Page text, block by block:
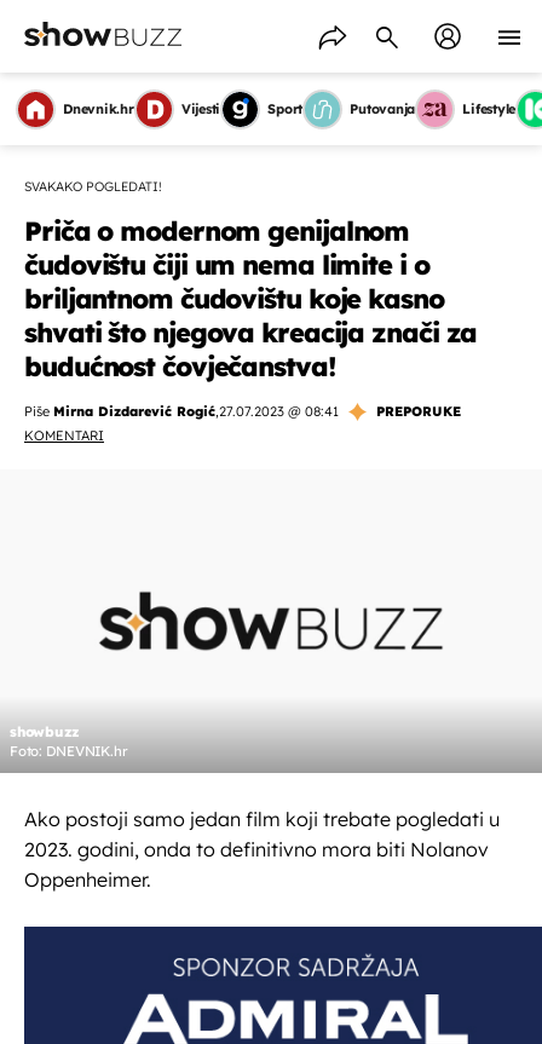
Dnevnik.hr Vijesti Sport Putovanja Lifestyle
SVAKAKO POGLEDATI!
Priča o modernom genijalnom
čudovištu čiji um nema limite i o
briljantnom čudovištu koje kasno
shvati što njegova kreacija znači za
budućnost čovječanstva!
Piše Mirna Dizdarević Rogić,27.07.2023 @ 08:41
PREPORUKE
KOMENTARI
showbuzz
Foto: DNEVNIK.hr
Ako postoji samo jedan film koji trebate pogledati u
2023. godini, onda to definitivno mora biti Nolanov
Oppenheimer.